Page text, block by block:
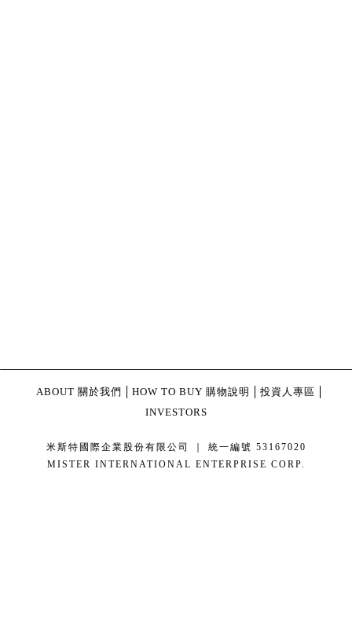
ABOUT 關於我們 HOW TO BUY 購物說明
投資人專區
INVESTORS
米斯特國際企業股份有限公司 ｜ 統一編號 53167020
MISTER INTERNATIONAL ENTERPRISE CORP.